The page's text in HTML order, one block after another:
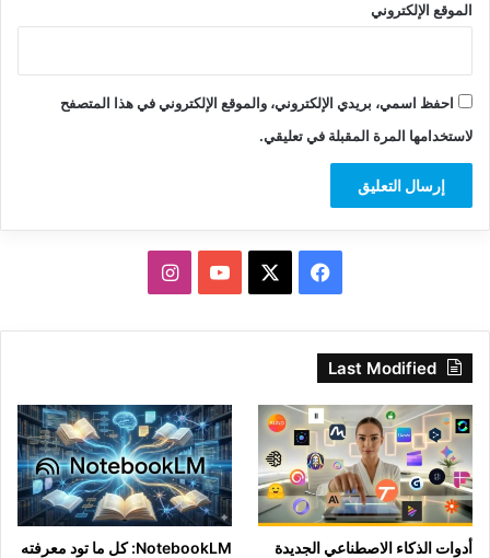
الموقع الإلكتروني
احفظ اسمي، بريدي الإلكتروني، والموقع الإلكتروني في هذا المتصفح
لاستخدامها المرة المقبلة في تعليقي.
فيسبوك ‫YouTubeانستقرام
Last Modified
أدوات الذكاء الاصطناعي الجديدة
NotebookLM: كل ما تود معرفته